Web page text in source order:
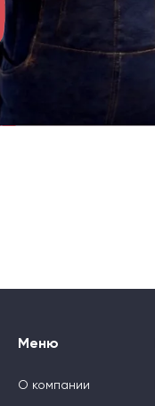
Меню
О компании